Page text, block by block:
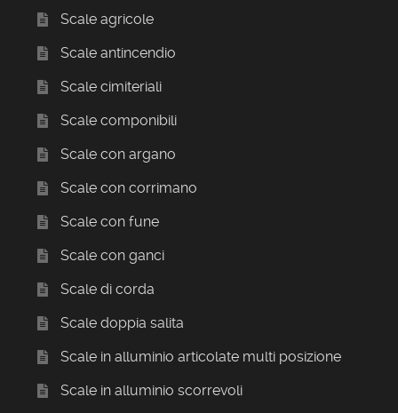
Scale agricole
Scale antincendio
Scale cimiteriali
Scale componibili
Scale con argano
Scale con corrimano
Scale con fune
Scale con ganci
Scale di corda
Scale doppia salita
Scale in alluminio articolate multi posizione
Scale in alluminio scorrevoli